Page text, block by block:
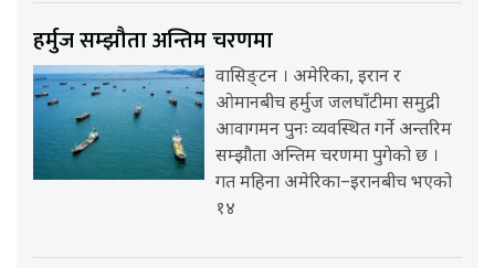
हर्मुज सम्झौता अन्तिम चरणमा
वासिङ्टन । अमेरिका, इरान र
ओमानबीच हर्मुज जलघाँटीमा समुद्री
आवागमन पुनः व्यवस्थित गर्ने अन्तरिम
सम्झौता अन्तिम चरणमा पुगेको छ ।
गत महिना अमेरिका–इरानबीच भएको
१४